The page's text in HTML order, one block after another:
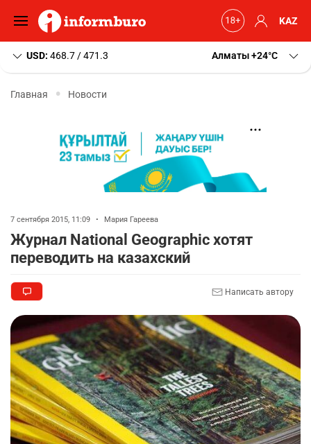
KAZ
USD: 468.7 / 471.3 Алматы+24 C
Главная Новости
7 сентября 2015, 11:09 • Мария Гареева
Журнал National Geographic хотят
переводить на казахский
Написать автору